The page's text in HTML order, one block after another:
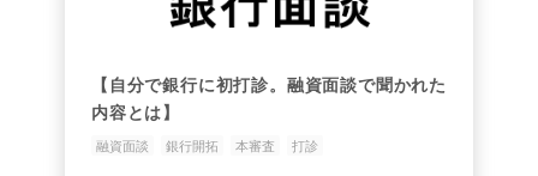
【自分で銀行に初打診。融資面談で聞かれた
内容とは】
融資面談 銀行開拓 本審査 打診